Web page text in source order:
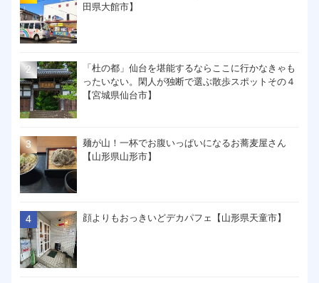
田県大館市】
「杜の都」仙台を堪能するならここに行かなきゃも
ったいない。閑人が独断で選ぶ散歩スポットその４
【宮城県仙台市】
麺が山！一杯でお腹いっぱいになるお蕎麦屋さん
【山形県山形市】
顔よりもおっきいどデカパフェ【山形県天童市】